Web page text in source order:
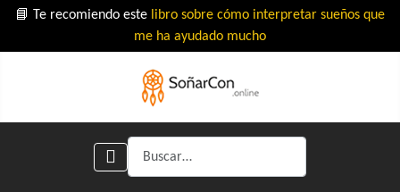
📘 Te recomiendo este libro sobre cómo interpretar sueños que
me ha ayudado mucho
Buscar